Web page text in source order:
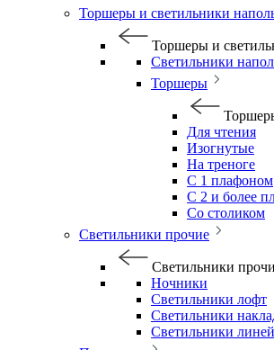
Торшеры и светильники
Торшеры и
Светильники
Торшеры
Для чтения
Изогнутые
На треноге
С 1 плафоном
С 2 и более
Со столиком
Светильники прочие
Светильники
Ночники
Светильники лофт
Светильники
Светильники